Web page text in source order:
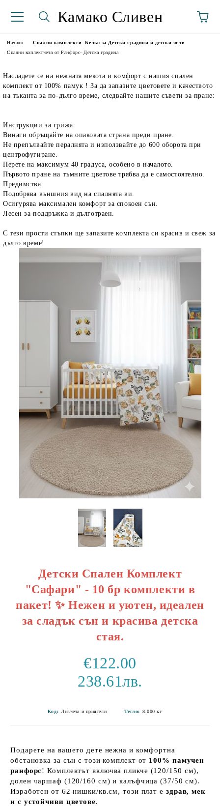
Камако Сливен
Начало
Спални комплекти -Бельо за Детски градини и детски ясли
Спални коплектчета от Ранфорс- Детска градина
Насладете се на нежната мекота и комфорт с нашия спален
комплект от 100% памук ! За да запазите цветовете и качеството
на тъканта за по-дълго време, следвайте нашите съвети за пране:
Инструкции за грижа:
Винаги обръщайте на опаковата страна преди пране.
Не препълвайте пералнята и използвайте до 600 оборота при
центрофугиране.
Перете на максимум 40 градуса, особено в началото.
Първото пране на тъмните цветове трябва да е самостоятелно.
Предимства:
Подобрява външния вид на спалнята ви.
Осигурява максимален комфорт за спокоен сън.
Лесен за поддръжка и дълготраен.
С тези прости стъпки ще запазите комплекта си красив и свеж за
дълго време!
Детски Спален Комплект
"Сафари" - 10 бр комплекти в
пакет! ✨ Нежен и уютен, идеален
за сладък сън и красива детска
стая.
€122.00
238.61лв.
Код: Лъвчета и приятели Тегло: 8.000 кг
Подарете на вашето дете нежна и комфортна
обстановка за сън с този комплект от 100% памучен
ранфорс! Комплектът включва пликче (120/150 см),
долен чаршаф (120/160 см) и калъфчица (37/50 см).
Изработен от 62 нишки/кв.см, този плат е здрав, мек
и с устойчиви цветове.